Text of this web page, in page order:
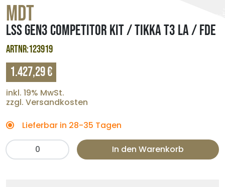
MDT
LSS GEN3 COMPETITOR KIT / TIKKA T3 LA / FDE
ARTNR:123919
1.427,29 €
inkl. 19% MwSt.
zzgl. Versandkosten
Lieferbar in 28-35 Tagen
In den Warenkorb